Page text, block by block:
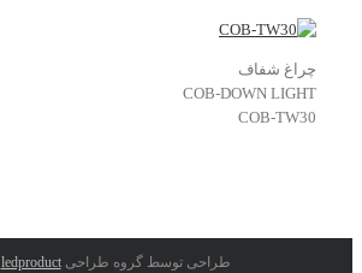
چراغ شفاف
COB-DOWN LIGHT
COB-TW30
طراحی توسط گروه طراحی led4m :ledproduct